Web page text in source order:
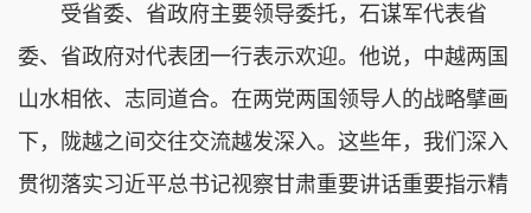
受省委、省政府主要领导委托，石谋军代表省
委、省政府对代表团一行表示欢迎。他说，中越两国
山水相依、志同道合。在两党两国领导人的战略擘画
下，陇越之间交往交流越发深入。这些年，我们深入
贯彻落实习近平总书记视察甘肃重要讲话重要指示精